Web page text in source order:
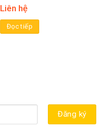
Liên hệ
Đọc tiếp